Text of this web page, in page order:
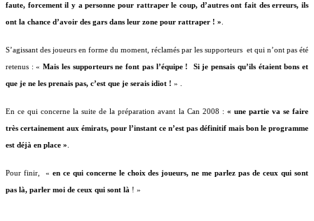
faute, forcement il y a personne pour rattraper le coup, d’autres ont fait des erreurs, ils
ont la chance d’avoir des gars dans leur zone pour rattraper ! »
S’agissant des joueurs en forme du moment, réclamés par les supporteurs et qui n’ont pas été
retenus : «Mais les supporteurs ne font pas l’équipe ! Si je pensais qu’ils étaient bons et
que je ne les prenais pas, c’est que je serais idiot ! » .
En ce qui concerne la suite de la préparation avant la Can 2008 : « une partie va se faire
très certainement aux émirats, pour l’instant ce n’est pas définitif mais bon le programme
est déjà en place »
Pour finir, « en ce qui concerne le choix des joueurs, ne me parlez pas de ceux qui sont
pas là, parler moi de ceux qui sont là ! »